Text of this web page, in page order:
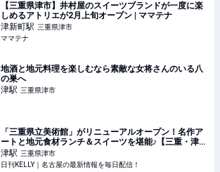
【三重県津市】井村屋のスイーツブランドが一度に楽
しめるアトリエが2月上旬オープン | ママテナ
津新町駅 三重県津市
ママテナ
地酒と地元料理を楽しむなら素敵な女将さんのいる八
の巣へ
津駅 三重県津市
「三重県立美術館」がリニューアルオープン！名作ア
ートと地元食材ランチ＆スイーツを堪能♪【三重・津
市】 | 日刊KELLY｜名古屋の最新情報を毎日配信！
津駅 三重県津市
日刊KELLY｜名古屋の最新情報を毎日配信！